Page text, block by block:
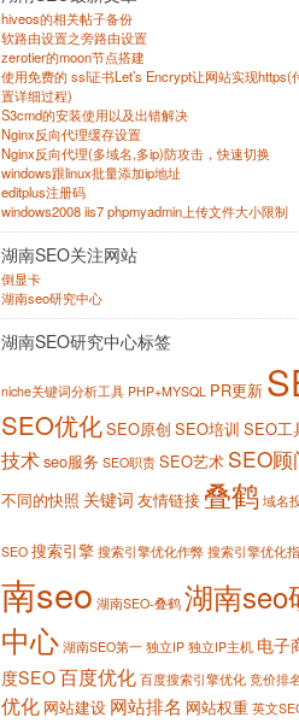
hiveos的相关帖子备份
软路由设置之旁路由设置
zerotier的moon节点搭建
使用免费的 ssl证书Let’s Encrypt让网站实现https(
置详细过程)
S3cmd的安装使用以及出错解决
Nginx反向代理缓存设置
Nginx反向代理(多域名,多ip)防攻击，快速切换
windows跟linux批量添加ip地址
editplus注册码
windows2008 iis7 phpmyadmin上传文件大小限制
湖南SEO关注网站
倒显卡
湖南seo研究中心
湖南SEO研究中心标签
niche关键词分析工具 PHP+MYSQL PR更新
SEO优化SEO原创 SEO培训 SEO工
技术seo服务 SEO职责 SEO艺术 SEO顾
不同的快照 关键词 友情链接 叠鹤 域名
SEO 搜索引擎 搜索引擎优化作弊 搜索引擎优化
南seo 湖南SEO-叠鹤 湖南seo
中心 湖南SEO第一 独立IP 独立IP主机 电子
度SEO百度优化 百度搜索引擎优化 竞价排
优化 网站建设 网站排名 网站权重 英文